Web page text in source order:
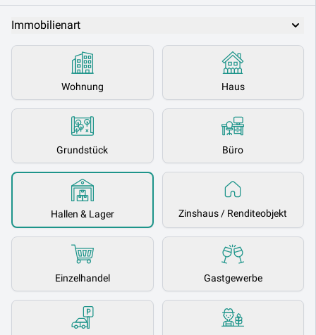
Immobilienart
Wohnung Haus
Grundstück Büro
Hallen & Lager Zinshaus / Renditeobjekt
Einzelhandel Gastgewerbe